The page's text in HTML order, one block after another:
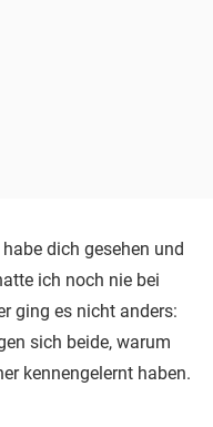
dich gesehen und
ich noch nie bei
ging es nicht anders:
sich beide, warum
kennengelernt haben.